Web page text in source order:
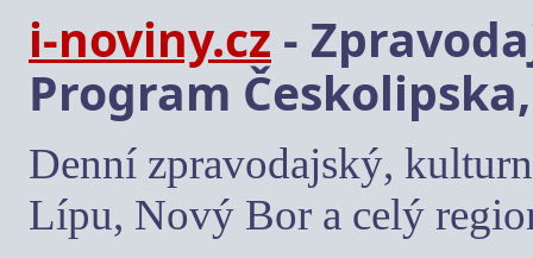
i-noviny.cz -
Program
Denní zpravodajský,
Lípu, Nový Bor a celý